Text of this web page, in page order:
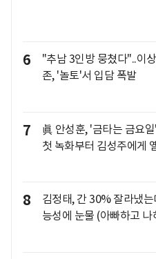
6
"추남 3인방 뭉쳤다"..이
존, '놀토'서 입담 폭발
7
眞 안성훈, '금타는 금요
첫 녹화부터 김성주에게
8
김정태, 간 30% 잘라냈
능성에 눈물 (아빠하고 나